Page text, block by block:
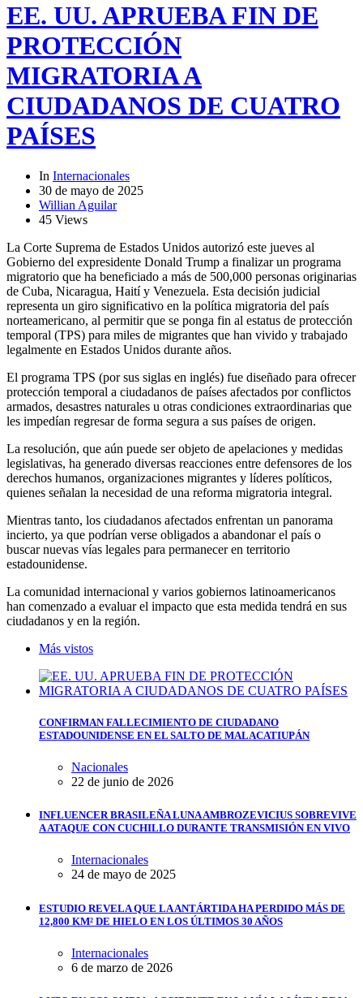
EE. UU. APRUEBA FIN DE
PROTECCIÓN
MIGRATORIA A
CIUDADANOS DE CUATRO
PAÍSES
In Internacionales
30 de mayo de 2025
Willian Aguilar
45 Views
La Corte Suprema de Estados Unidos autorizó este jueves al
Gobierno del expresidente Donald Trump a finalizar un programa
migratorio que ha beneficiado a más de 500,000 personas originarias
de Cuba, Nicaragua, Haití y Venezuela. Esta decisión judicial
representa un giro significativo en la política migratoria del país
norteamericano, al permitir que se ponga fin al estatus de protección
temporal (TPS) para miles de migrantes que han vivido y trabajado
legalmente en Estados Unidos durante años.
El programa TPS (por sus siglas en inglés) fue diseñado para ofrecer
protección temporal a ciudadanos de países afectados por conflictos
armados, desastres naturales u otras condiciones extraordinarias que
les impedían regresar de forma segura a sus países de origen.
La resolución, que aún puede ser objeto de apelaciones y medidas
legislativas, ha generado diversas reacciones entre defensores de los
derechos humanos, organizaciones migrantes y líderes políticos,
quienes señalan la necesidad de una reforma migratoria integral.
Mientras tanto, los ciudadanos afectados enfrentan un panorama
incierto, ya que podrían verse obligados a abandonar el país o
buscar nuevas vías legales para permanecer en territorio
estadounidense.
La comunidad internacional y varios gobiernos latinoamericanos
han comenzado a evaluar el impacto que esta medida tendrá en sus
ciudadanos y en la región.
Más vistos
CONFIRMAN FALLECIMIENTO DE CIUDADANO
ESTADOUNIDENSE EN EL SALTO DE MALACATIUPÁN
Nacionales
22 de junio de 2026
INFLUENCER BRASILEÑA LUNA AMBROZEVICIUS SOBREVIVE
A ATAQUE CON CUCHILLO DURANTE TRANSMISIÓN EN VIVO
Internacionales
24 de mayo de 2025
ESTUDIO REVELA QUE LA ANTÁRTIDA HA PERDIDO MÁS DE
12,800 KM² DE HIELO EN LOS ÚLTIMOS 30 AÑOS
Internacionales
6 de marzo de 2026